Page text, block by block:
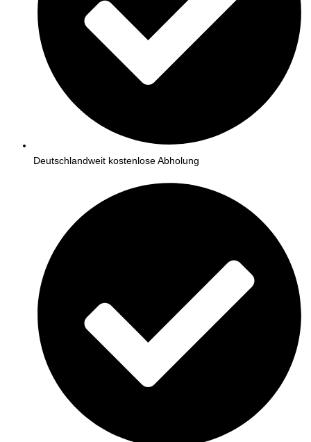
Deutschlandweit kostenlose Abholung